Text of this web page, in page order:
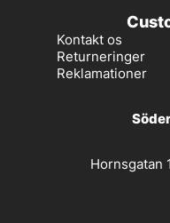
Kontakt os
Returneringer
Reklamationer
Hornsgatan